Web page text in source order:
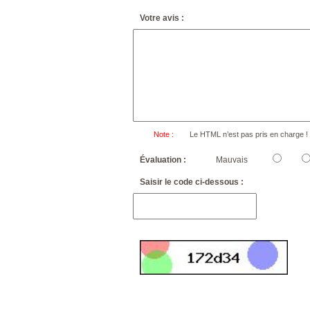
Votre avis :
Note : Le HTML n’est pas pris en charge !
Évaluation : Mauvais
Saisir le code ci-dessous :